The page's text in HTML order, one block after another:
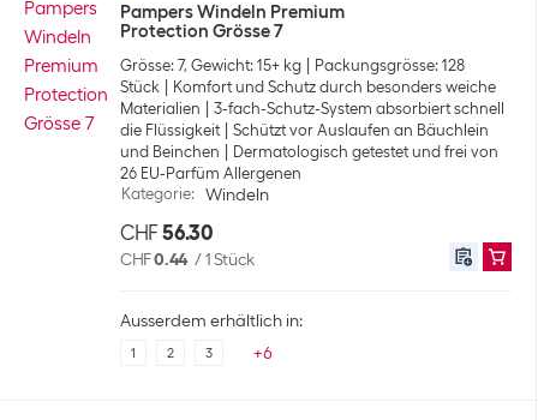
Pampers Windeln Premium
Protection Grösse 7
Grösse: 7, Gewicht: 15+ kg
Packungsgrösse: 128
Stück
Komfort und Schutz durch besonders weiche
Materialien
3-fach-Schutz-System absorbiert schnell
die Flüssigkeit
Schützt vor Auslaufen an Bäuchlein
und Beinchen
Dermatologisch getestet und frei von
26 EU-Parfüm Allergenen
Kategorie: Windeln
CHF 56.30
CHF0.44 /1 Stück
Ausserdem erhältlich in:
1 2 3 +6